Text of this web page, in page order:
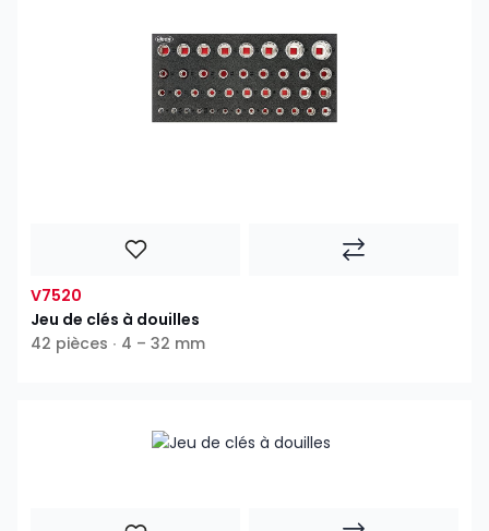
V7520
Jeu de clés à douilles
42 pièces ∙ 4 – 32 mm